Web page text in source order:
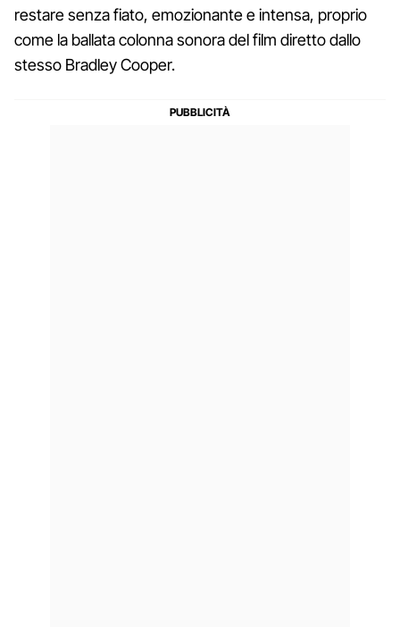
restare senza fiato, emozionante e intensa, proprio
come la ballata colonna sonora del film diretto dallo
stesso Bradley Cooper.